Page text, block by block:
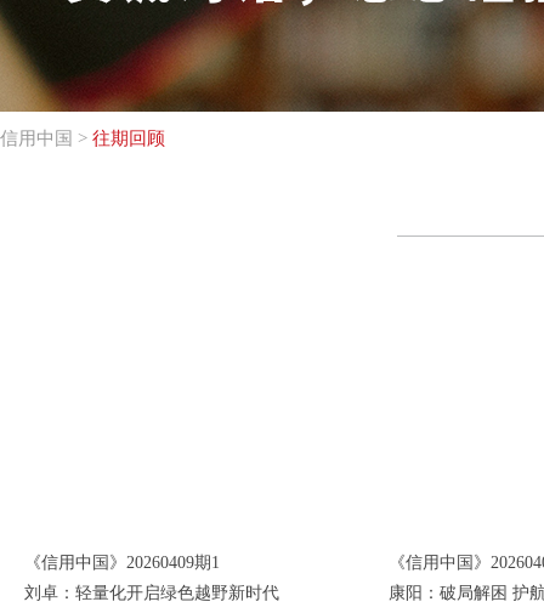
信用中国 > 往期回顾
《信用中国》20260409期1
刘卓：轻量化开启绿色越野新时代
《信用中国》
康阳：破局解困 护